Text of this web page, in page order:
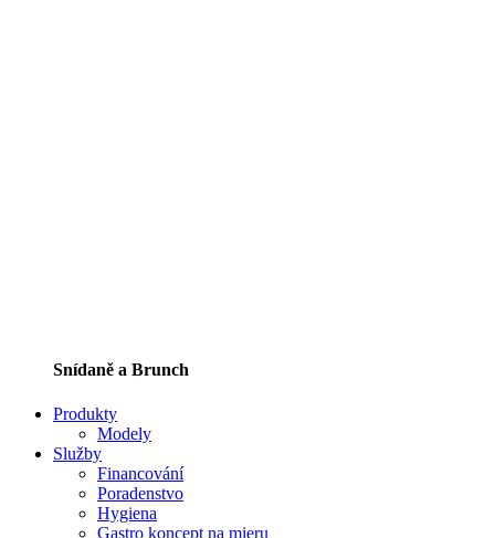
Snídaně a Brunch
Produkty
Modely
Služby
Financování
Poradenstvo
Hygiena
Gastro koncept na mieru